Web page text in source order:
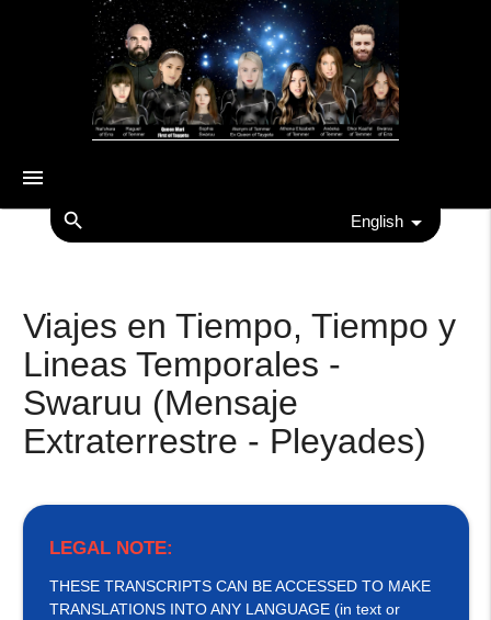
menu
search English
Viajes en Tiempo, Tiempo y
Lineas Temporales -
Swaruu (Mensaje
Extraterrestre - Pleyades)
LEGAL NOTE:
THESE TRANSCRIPTS CAN BE ACCESSED TO MAKE
TRANSLATIONS INTO ANY LANGUAGE (in text or